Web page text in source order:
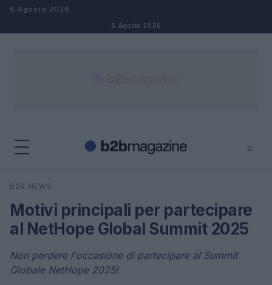
Salta al contenuto
6 Agosto 2026
6 Agosto 2026
⌕
Cerca
B2B NEWS
Motivi principali per partecipare
al NetHope Global Summit 2025
Non perdere l'occasione di partecipare al Summit
Globale NetHope 2025!